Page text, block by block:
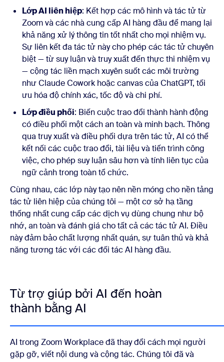
Lớp AI liên hiệp: Kết hợp các mô hình và tác tử từ
Zoom và các nhà cung cấp AI hàng đầu để mang lại
khả năng xử lý thông tin tốt nhất cho mọi nhiệm vụ.
Sự liên kết đa tác tử này cho phép các tác tử chuyên
biệt — từ suy luận và truy xuất đến thực thi nhiệm vụ
— cộng tác liền mạch xuyên suốt các môi trường
như Claude Cowork hoặc canvas của ChatGPT, tối
ưu hóa độ chính xác, tốc độ và chi phí.
Lớp điều phối: Biến cuộc trao đổi thành hành động
có điều phối một cách an toàn và minh bạch. Thông
qua truy xuất và điều phối dựa trên tác tử, AI có thể
kết nối các cuộc trao đổi, tài liệu và tiến trình công
việc, cho phép suy luận sâu hơn và tính liên tục của
ngữ cảnh trong toàn tổ chức.
Cùng nhau, các lớp này tạo nên nền móng cho nền tảng
tác tử liên hiệp của chúng tôi — một cơ sở hạ tầng
thống nhất cung cấp các dịch vụ dùng chung như bộ
nhớ, an toàn và đánh giá cho tất cả các tác tử AI. Điều
này đảm bảo chất lượng nhất quán, sự tuân thủ và khả
năng tương tác với các đối tác AI hàng đầu.
Từ trợ giúp bởi AI đến hoàn
thành bằng AI
AI trong Zoom Workplace đã thay đổi cách mọi người
gặp gỡ, viết nội dung và cộng tác. Chúng tôi đã và